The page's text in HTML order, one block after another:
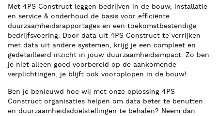
Met 4PS Construct leggen bedrijven in de bouw, installatie
en service & onderhoud de basis voor efficiënte
duurzaamheidsrapportages en een toekomstbestendige
bedrijfsvoering. Door data uit 4PS Construct te verrijken
met data uit andere systemen, krijg je een compleet en
gedetailleerd inzicht in jouw duurzaamheidsimpact. Zo ben
je niet alleen goed voorbereid op de aankomende
verplichtingen, je blijft ook vooroplopen in de bouw!
Ben je benieuwd hoe wij met onze oplossing 4PS
Construct organisaties helpen om data beter te benutten
en duurzaamheidsdoelstellingen te behalen? Neem dan